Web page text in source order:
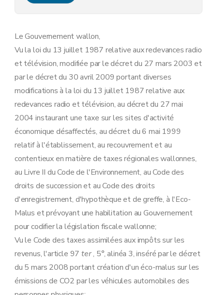
Art. 13
Art. 16
Chapitre VI Entrée en vigueur
Art. 18
Art. 19
Le Gouvernement wallon,
Vu la loi du 13 juillet 1987 relative aux redevances radio
et télévision, modifiée par le décret du 27 mars 2003 et
par le décret du 30 avril 2009 portant diverses
modifications à la loi du 13 juillet 1987 relative aux
redevances radio et télévision, au décret du 27 mai
2004 instaurant une taxe sur les sites d'activité
économique désaffectés, au décret du 6 mai 1999
relatif à l'établissement, au recouvrement et au
contentieux en matière de taxes régionales wallonnes,
au Livre II du Code de l'Environnement, au Code des
droits de succession et au Code des droits
d'enregistrement, d'hypothèque et de greffe, à l'Eco-
Malus et prévoyant une habilitation au Gouvernement
pour codifier la législation fiscale wallonne;
Vu le Code des taxes assimilées aux impôts sur les
revenus, l'article 97ter, 5°, alinéa 3, inséré par le décret
du 5 mars 2008 portant création d'un éco-malus sur les
émissions de CO2 par les véhicules automobiles des